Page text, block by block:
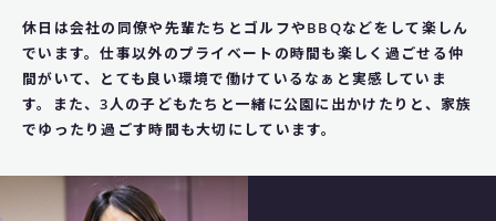
休日は会社の同僚や先輩たちとゴルフやBBQなどをして楽しん
でいます。仕事以外のプライベートの時間も楽しく過ごせる仲
間がいて、とても良い環境で働けているなぁと実感していま
す。また、3人の子どもたちと一緒に公園に出かけたりと、家族
でゆったり過ごす時間も大切にしています。